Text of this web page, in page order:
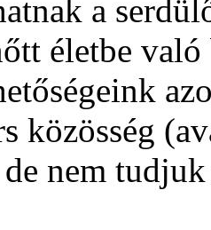
a
életbe való
közösség
nem tudjuk